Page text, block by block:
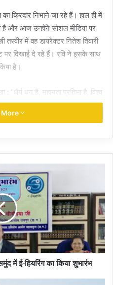
किरदार निभाने जा रहे हैं। हाल ही में
है और आज उन्होंने सोशल मीडिया पर
में वह डायरेक्टर नितेश तिवारी
दिखाई दे रहे हैं। रवि ने इसके साथ
है।
“धैर्य धन है, महानता प्रतिभा है, विश्व
कपूर राम, साई पल्लवी सीता, यश
है।
हैं और इसका निर्माण नमित मल्होत्रा
साथ में है 8 बार ऑस्कर जीत चुकी
यह दो पार्ट में बनने वाली भव्य
जिसमें से पार्ट 1 दीवाली 2026 में और
में ई-हियरिंग का किया शुभारंभ